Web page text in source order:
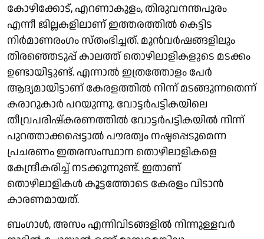
കോഴിക്കോട്, എറണാകുളം, തിരുവനന്തപുരം
എന്നീ ജില്ലകളിലാണ് ഇത്തരത്തില്‍ കെട്ടിട
നിര്‍മാണരംഗം സ്തംഭിച്ചത്. മുന്‍വര്‍ഷങ്ങളിലും
തിരഞ്ഞെടുപ്പ് കാലത്ത് തൊഴിലാളികളുടെ മടക്കം
ഉണ്ടായിട്ടുണ്ട്. എന്നാല്‍ ഇത്രത്തോളം പേര്‍
ആദ്യമായിട്ടാണ് കേരളത്തില്‍ നിന്ന് മടങ്ങുന്നതെന്ന്
കരാറുകാര്‍ പറയുന്നു. വോട്ടര്‍പട്ടികയിലെ
തീവ്രപരിഷ്‌കരണത്തില്‍ വോട്ടര്‍പട്ടികയില്‍ നിന്ന്
പുറത്താക്കപ്പെട്ടാല്‍ പൗരത്വം നഷ്ടപ്പെടുമെന്ന
പ്രചരണം ഇതരസംസ്ഥാന തൊഴിലാളികളെ
കേന്ദ്രീകരിച്ച് നടക്കുന്നുണ്ട്. ഇതാണ്
തൊഴിലാളികള്‍ കൂട്ടത്തോടെ കേരളം വിടാന്‍
കാരണമായത്.
ബംഗാള്‍, അസം എന്നിവിടങ്ങളില്‍ നിന്നുള്ളവര്‍